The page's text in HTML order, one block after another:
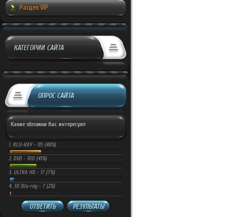
Раздел VIP
КАТЕГОРИИ САЙТА
ОПРОС САЙТА
Какие обложки Вас интересуют
1. BLU-RAY - 115 (48%)
2. DVD - 100 (41%)
3. ULTRA HD - 17 (7%)
4. 3D Blu-ray - 7 (2%)
ОТВЕТИТЬ РЕЗУЛЬТАТЫ